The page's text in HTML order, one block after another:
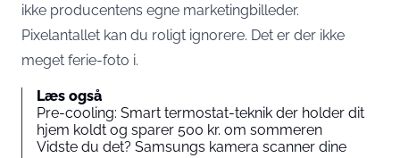
ikke producentens egne marketingbilleder.
Pixelantallet kan du roligt ignorere. Det er der ikke
meget ferie-foto i.
Læs også
Pre-cooling: Smart termostat-teknik der holder dit
hjem koldt og sparer 500 kr. om sommeren
Vidste du det? Samsungs kamera scanner dine